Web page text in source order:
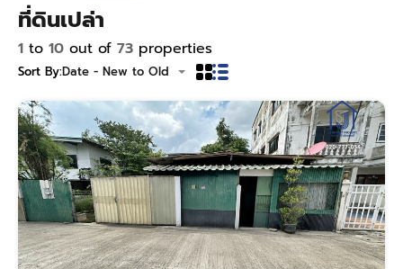
ที่ดินเปล่า
1 to 10 out of 73 properties
Sort By:Date - New to Old